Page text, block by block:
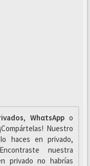
, WhαtsAppo
Nuestro
haces en privado,
nuestra
privado no habrías